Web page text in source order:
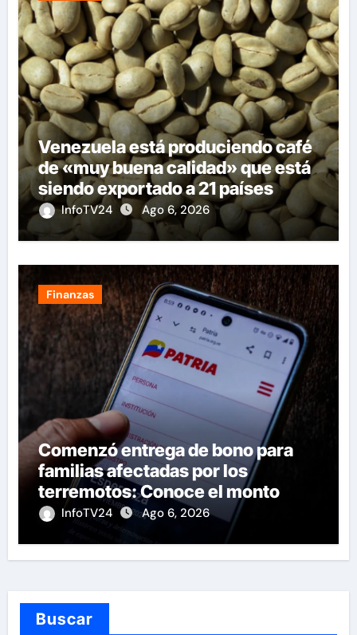
Venezuela está produciendo café
de «muy buena calidad» que está
siendo exportado a 21 países
InfoTV24 Ago 6, 2026
Finanzas
Comenzó entrega de bono para
familias afectadas por los
terremotos: Conoce el monto
InfoTV24 Ago 6, 2026
Buscar